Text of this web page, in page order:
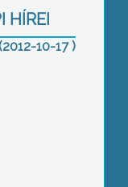
HÍREI
(2012-10-17 )